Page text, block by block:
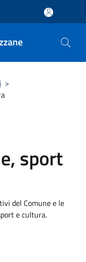
>
sport
del Comune e le
e cultura.